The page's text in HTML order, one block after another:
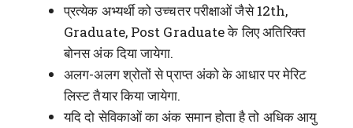
प्रत्येक अभ्यर्थी को उच्चतर परीक्षाओं जैसे 12th,
Graduate, Post Graduate के लिए अतिरिक्त
बोनस अंक दिया जायेगा.
अलग-अलग श्रोतों से प्राप्त अंको के आधार पर मेरिट
लिस्ट तैयार किया जायेगा.
यदि दो सेविकाओं का अंक समान होता है तो अधिक आयु